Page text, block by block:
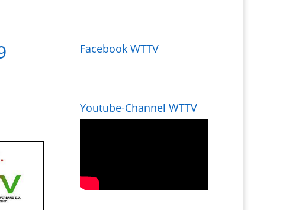
Facebook WTTV
Youtube-Channel WTTV